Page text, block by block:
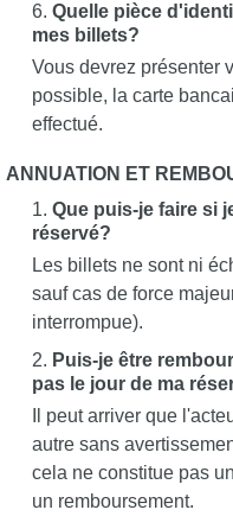
Quelle pièce
mes billets?
Vous devrez présenter
possible, la carte
effectué.
ANNUATION ET
Que puis-je faire si
réservé?
Les billets ne sont ni
sauf cas de force
interrompue).
Puis-je être
pas le jour de ma
Il peut arriver que
autre sans
cela ne constitue pas
un remboursement.